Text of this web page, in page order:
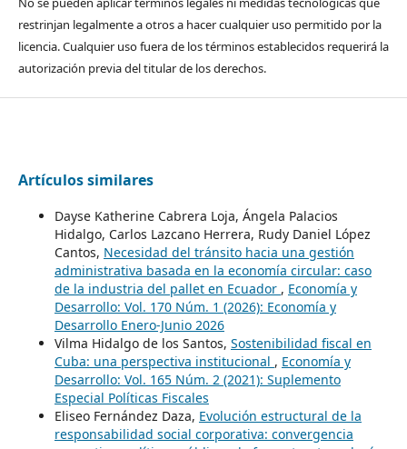
restrinjan legalmente a otros a hacer cualquier uso permitido por la
licencia. Cualquier uso fuera de los términos establecidos requerirá la
autorización previa del titular de los derechos.
Artículos similares
Dayse Katherine Cabrera Loja, Ángela Palacios
Hidalgo, Carlos Lazcano Herrera, Rudy Daniel López
Cantos, Necesidad del tránsito hacia una gestión
administrativa basada en la economía circular: caso
de la industria del pallet en Ecuador , Economía y
Desarrollo: Vol. 170 Núm. 1 (2026): Economía y
Desarrollo Enero-Junio 2026
Vilma Hidalgo de los Santos, Sostenibilidad fiscal en
Cuba: una perspectiva institucional , Economía y
Desarrollo: Vol. 165 Núm. 2 (2021): Suplemento
Especial Políticas Fiscales
Eliseo Fernández Daza, Evolución estructural de la
responsabilidad social corporativa: convergencia